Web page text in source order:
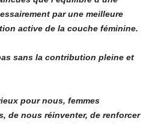
par une meilleure
active de la couche féminine.
sans la contribution pleine et
pour nous, femmes
de nous réinventer, de renforcer